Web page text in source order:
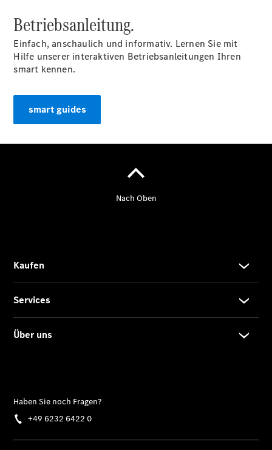
Ansprechpartner
Kontaktformular
Unternehmens
Stellenangebote
Betriebsanleitung.
Einfach, anschaulich und informativ. Lernen Sie mit
Hilfe unserer interaktiven Betriebsanleitungen Ihren
smart kennen.
smart guides